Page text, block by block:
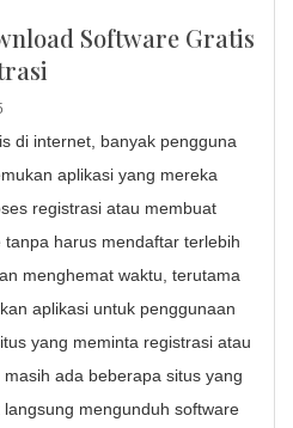
Software Gratis
di internet, banyak pengguna
aplikasi yang mereka
registrasi atau membuat
harus mendaftar terlebih
menghemat waktu, terutama
aplikasi untuk penggunaan
yang meminta registrasi atau
ada beberapa situs yang
mengunduh software